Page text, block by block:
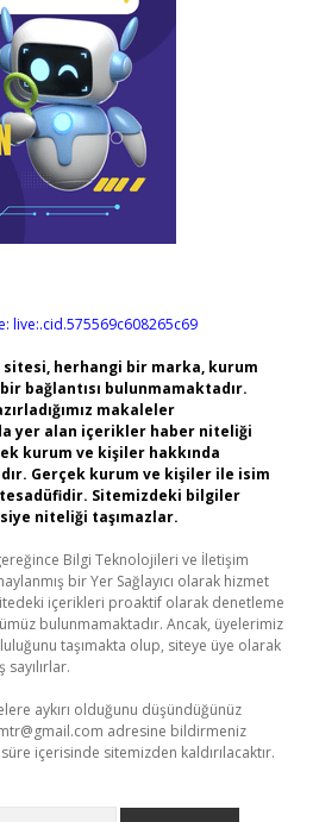
live:.cid.575569c608265c69
herhangi bir marka, kurum
bağlantısı bulunmamaktadır.
makaleler
yer alan içerikler haber niteliği
kurum ve kişiler hakkında
Gerçek kurum ve kişiler ile isim
Sitemizdeki bilgiler
niteliği taşımazlar.
Bilgi Teknolojileri ve İletişim
bir Yer Sağlayıcı olarak hizmet
içerikleri proaktif olarak denetleme
bulunmamaktadır. Ancak, üyelerimiz
taşımakta olup, siteye üye olarak
aykırı olduğunu düşündüğünüz
adresine bildirmeniz
içerisinde sitemizden kaldırılacaktır.